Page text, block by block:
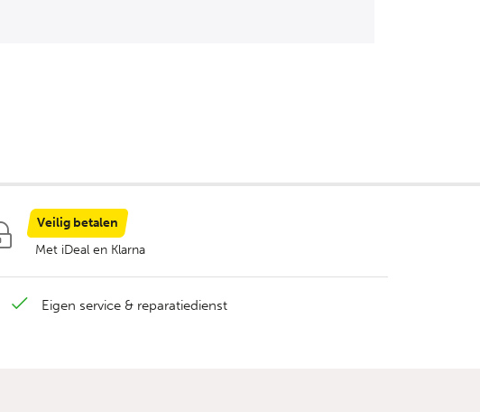
Veilig betalen
Met iDeal en Klarna
Eigen service & reparatiedienst